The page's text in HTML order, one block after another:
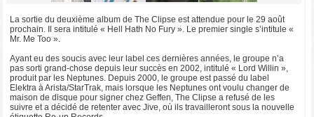
La sortie du deuxième album de The Clipse est attendue pour le 29 août
prochain. Il sera intitulé « Hell Hath No Fury ». Le premier single s’intitule «
Mr. Me Too ».
Ayant eu des soucis avec leur label ces dernières années, le groupe n’a
pas sorti grand-chose depuis leur succès en 2002, intitulé « Lord Willin »,
produit par les Neptunes. Depuis 2000, le groupe est passé du label
Elektra à Arista/StarTrak, mais lorsque les Neptunes ont voulu changer de
maison de disque pour signer chez Geffen, The Clipse a refusé de les
suivre et a décidé de retenter avec Jive, où ils travailleront sous la nouvelle